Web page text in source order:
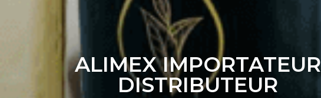
ALIMEX IMPORTATEUR
DISTRIBUTEUR